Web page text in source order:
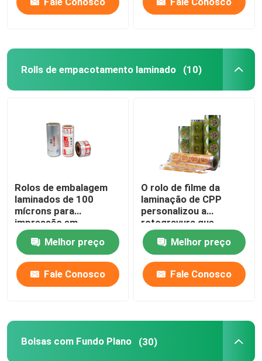
Rolls de empacotamento laminado (10)
Rolos de embalagem
laminados de 100
mícrons para
impressão em
rotogravura Rolo de
filme laminado
Melhor preço
Fale Conosco
O rolo de filme da
laminação de CPP
personalizou a
rotogravura que
imprime o rolo de
estratificação da folha
Melhor preço
Fale Conosco
Bolsas com Fundo Plano (30)